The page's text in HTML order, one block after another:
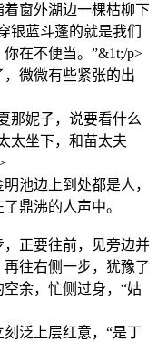
窗外湖边一棵枯柳下
银蓝斗蓬的就是我们
在不便当。”&1t;/p>
微微有些紧张的出
那妮子，说要看什么
太坐下，和苗太夫
池边上到处都是人，
鼎沸的人声中。
正要往前，见旁边并
往右侧一步，犹豫了
余，忙侧过身，“姑
泛上层红意，“是丁